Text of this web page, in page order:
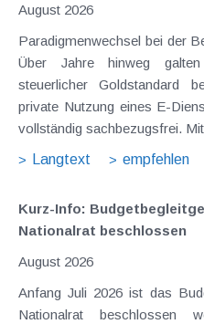
August 2026
Paradigmenwechsel bei der
Über Jahre hinweg
steuerlicher Goldstandard
private Nutzung eines E-
vollständig sachbezugsfrei.
Langtext
empfehlen
Kurz-Info:
Nationalrat beschlossen
August 2026
Anfang Juli 2026 ist das
Nationalrat beschlossen